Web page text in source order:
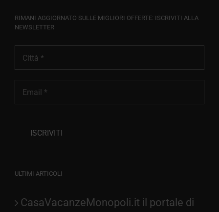
RIMANI AGGIORNATO SULLE MIGLIORI OFFERTE: ISCRIVITI ALLA
NEWSLETTER
ULTIMI ARTICOLI
CasaVacanzeMonopoli.it il portale di